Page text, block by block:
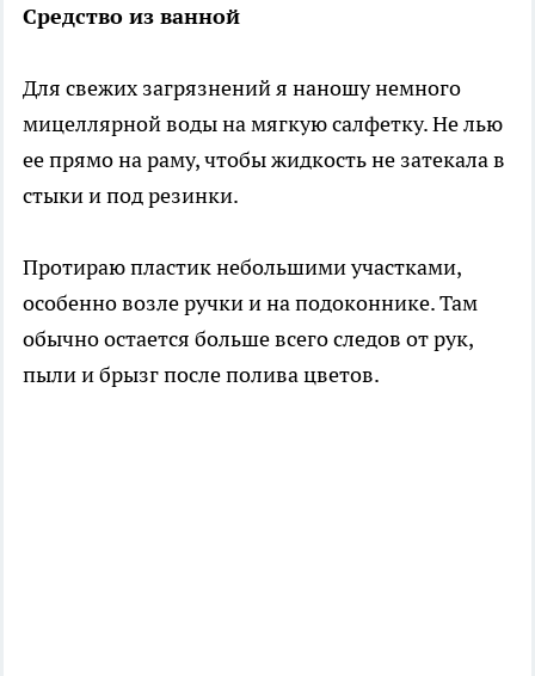
Средство из ванной
Для свежих загрязнений я наношу немного
мицеллярной воды на мягкую салфетку. Не лью
ее прямо на раму, чтобы жидкость не затекала в
стыки и под резинки.
Протираю пластик небольшими участками,
особенно возле ручки и на подоконнике. Там
обычно остается больше всего следов от рук,
пыли и брызг после полива цветов.